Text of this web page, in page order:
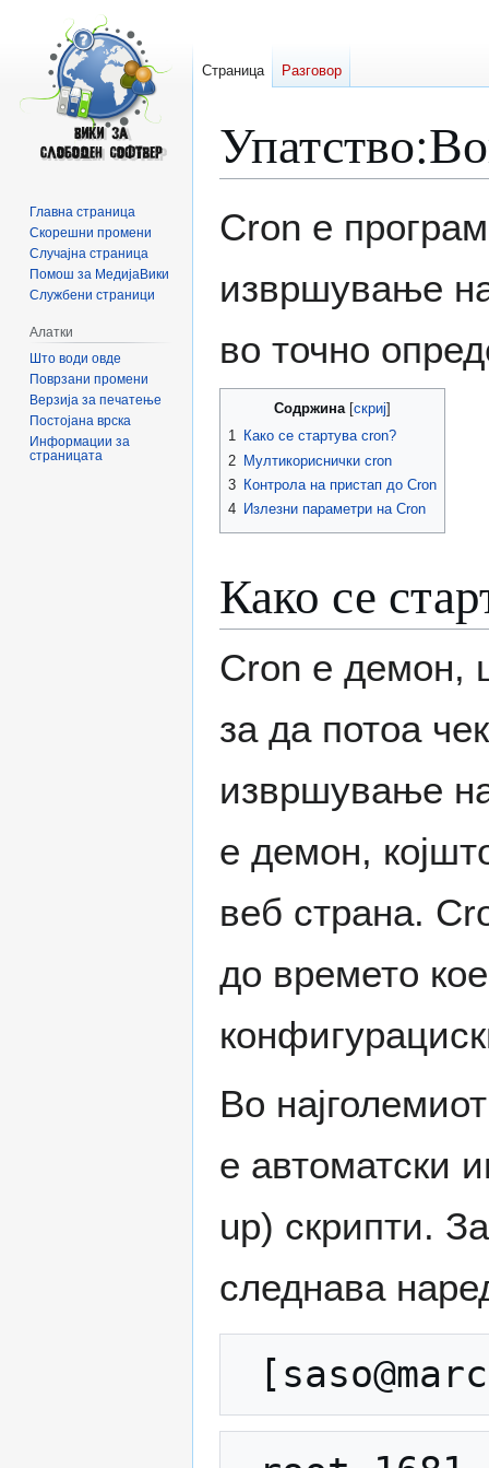
на
на
Cron е
извршување
во точно
Содржина
1 Како се стартува cron?
2 Мултикориснички cron
3 Контрола на пристап до Cron
4 Излезни параметри на Cron
Како се
Cron е демон,
за да потоа
извршување
е демон,
веб страна.
до времето
Во
е автоматски
up) скрипти.
следнава
Страница Разговор
Главна страница
Скорешни промени
Случајна страница
Помош за МедијаВики
Службени страници
Алатки
Што води овде
Поврзани промени
Верзија за печатење
Постојана врска
Информации за
страницата